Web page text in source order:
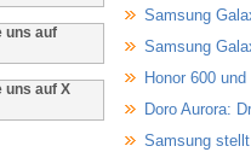
uns auf
uns auf X
Samsung
Samsung
Honor 600
Doro Aurora:
Samsung